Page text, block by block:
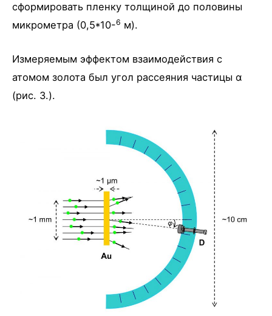
сформировать пленку толщиной до половины
микрометра (0,5*10-6 м).
Измеряемым эффектом взаимодействия с
атомом золота был угол рассеяния частицы α
(рис. 3.).